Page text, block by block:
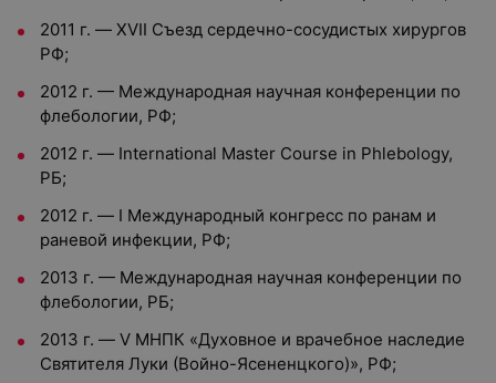
2011 г. — XVII Съезд сердечно-сосудистых хирургов
РФ;
2012 г. — Международная научная конференции по
флебологии, РФ;
2012 г. — International Master Course in Phlebology,
РБ;
2012 г. — I Международный конгресс по ранам и
раневой инфекции, РФ;
2013 г. — Международная научная конференции по
флебологии, РБ;
2013 г. — V МНПК «Духовное и врачебное наследие
Святителя Луки (Войно-Ясененцкого)», РФ;